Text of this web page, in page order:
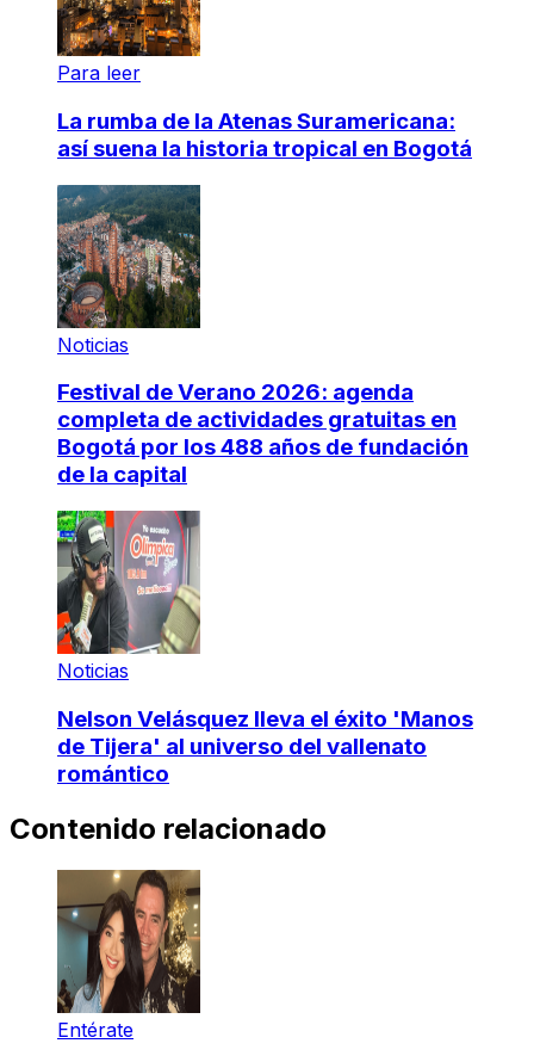
Para leer
La rumba de la Atenas Suramericana:
así suena la historia tropical en Bogotá
Noticias
Festival de Verano 2026: agenda
completa de actividades gratuitas en
Bogotá por los 488 años de fundación
de la capital
Noticias
Nelson Velásquez lleva el éxito 'Manos
de Tijera' al universo del vallenato
romántico
Contenido relacionado
Entérate